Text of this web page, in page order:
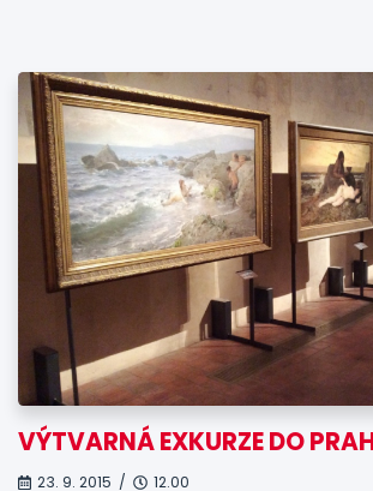
VÝTVARNÁ EXKURZE DO
23. 9. 2015 / 12.00